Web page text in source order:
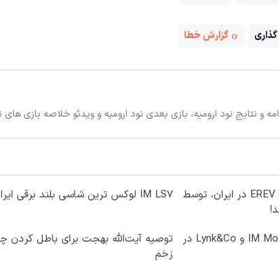
گزارش خطا
و نتایج نود ارومیه، بازی بعدی نود ارومیه و ویدئو خلاصه بازی های
لوکس‌ترین شاسی‌بلند EREV در ایران، توسط
IM LS7 لوکس ترین شاسی بلند برقی ایران
نیکاموتور نماینده IM Motor و Lynk&Co در
توصیه آیت‌الله بهجت برای باطل کردن
زخم